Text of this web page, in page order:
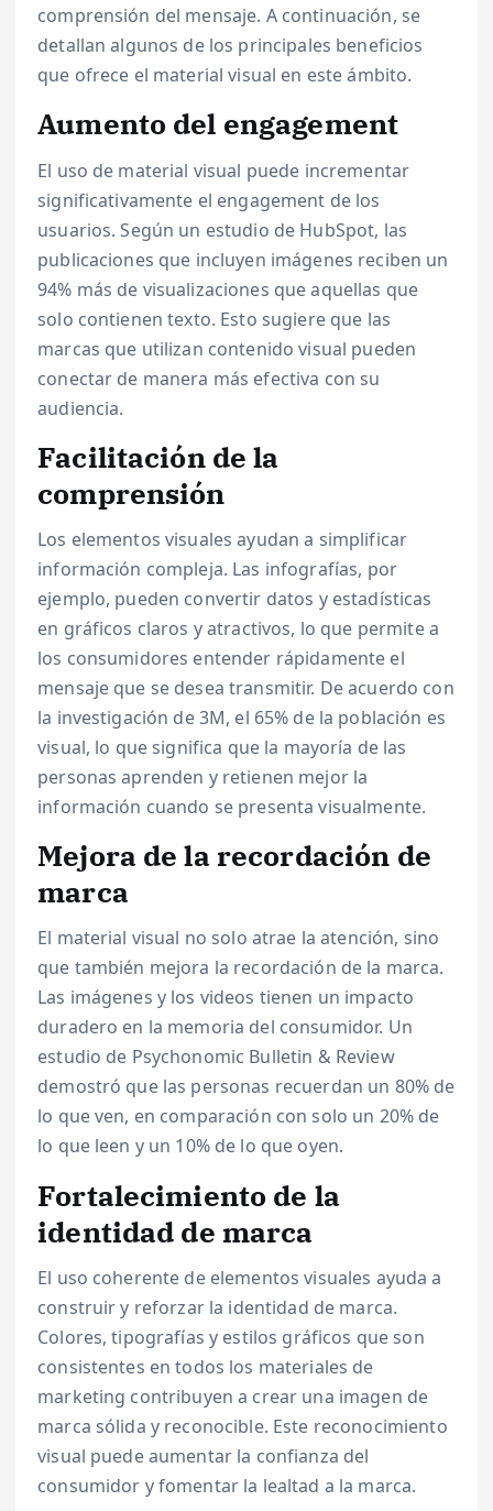
comprensión del mensaje. A continuación, se
detallan algunos de los principales beneficios
que ofrece el material visual en este ámbito.
Aumento del engagement
El uso de material visual puede incrementar
significativamente el engagement de los
usuarios. Según un estudio de HubSpot, las
publicaciones que incluyen imágenes reciben un
94% más de visualizaciones que aquellas que
solo contienen texto. Esto sugiere que las
marcas que utilizan contenido visual pueden
conectar de manera más efectiva con su
audiencia.
Facilitación de la
comprensión
Los elementos visuales ayudan a simplificar
información compleja. Las infografías, por
ejemplo, pueden convertir datos y estadísticas
en gráficos claros y atractivos, lo que permite a
los consumidores entender rápidamente el
mensaje que se desea transmitir. De acuerdo con
la investigación de 3M, el 65% de la población es
visual, lo que significa que la mayoría de las
personas aprenden y retienen mejor la
información cuando se presenta visualmente.
Mejora de la recordación de
marca
El material visual no solo atrae la atención, sino
que también mejora la recordación de la marca.
Las imágenes y los videos tienen un impacto
duradero en la memoria del consumidor. Un
estudio de Psychonomic Bulletin & Review
demostró que las personas recuerdan un 80% de
lo que ven, en comparación con solo un 20% de
lo que leen y un 10% de lo que oyen.
Fortalecimiento de la
identidad de marca
El uso coherente de elementos visuales ayuda a
construir y reforzar la identidad de marca.
Colores, tipografías y estilos gráficos que son
consistentes en todos los materiales de
marketing contribuyen a crear una imagen de
marca sólida y reconocible. Este reconocimiento
visual puede aumentar la confianza del
consumidor y fomentar la lealtad a la marca.